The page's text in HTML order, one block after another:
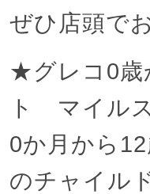
ぜひ店頭で
★グレコ0歳
ト マイル
0か月から
のチャイル